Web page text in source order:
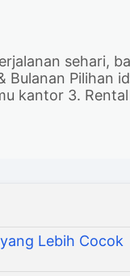
sehari,
Bulanan
kantor 3.
Lebih Cocok